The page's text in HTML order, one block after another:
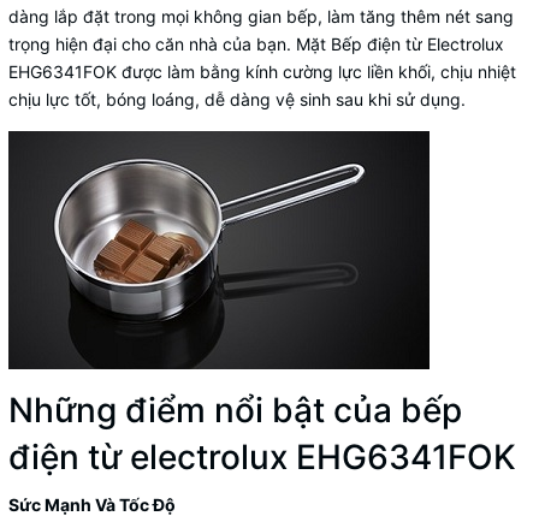
dàng lắp đặt trong mọi không gian bếp, làm tăng thêm nét sang
trọng hiện đại cho căn nhà của bạn. Mặt Bếp điện từ Electrolux
EHG6341FOK được làm bằng kính cường lực liền khối, chịu nhiệt
chịu lực tốt, bóng loáng, dễ dàng vệ sinh sau khi sử dụng.
Những điểm nổi bật của bếp
điện từ electrolux EHG6341FOK
Sức Mạnh Và Tốc Độ